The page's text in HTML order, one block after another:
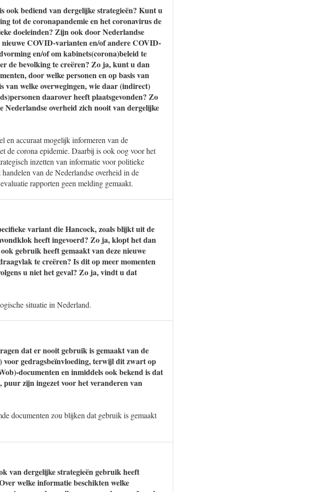
ook bediend van dergelijke strategieën? Kunt u
tot de coronapandemie en het coronavirus de
doeleinden? Zijn ook door Nederlandse
COVID-varianten en/of andere COVID-
en/of om kabinets(corona)beleid te
de bevolking te creëren? Zo ja, kunt u dan
door welke personen en op basis van
van welke overwegingen, wie daar (indirect)
daarover heeft plaatsgevonden? Zo
overheid zich nooit van dergelijke
en accuraat mogelijk informeren van de
de corona epidemie. Daarbij is ook oog voor het
inzetten van informatie voor politieke
van de Nederlandse overheid in de
rapporten geen melding gemaakt.
variant die Hancock, zoals blijkt uit de
heeft ingevoerd? Zo ja, klopt het dan
gebruik heeft gemaakt van deze nieuwe
te creëren? Is dit op meer momenten
u niet het geval? Zo ja, vindt u dat
situatie in Nederland.
dat er nooit gebruik is gemaakt van de
gedragsbeïnvloeding, terwijl dit zwart op
documenten en inmiddels ook bekend is dat
puur zijn ingezet voor het veranderen van
documenten zou blijken dat gebruik is gemaakt
van dergelijke strategieën gebruik heeft
welke informatie beschikten welke